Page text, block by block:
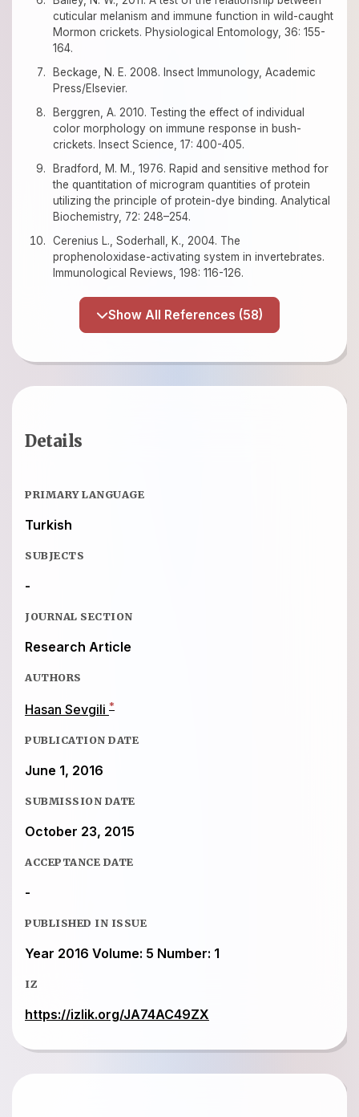
cuticular melanism and immune function in wild-caught
Mormon crickets. Physiological Entomology, 36: 155-
164.
Beckage, N. E. 2008. Insect Immunology, Academic
Press/Elsevier.
Berggren, A. 2010. Testing the effect of individual
color morphology on immune response in bush-
crickets. Insect Science, 17: 400-405.
Bradford, M. M., 1976. Rapid and sensitive method for
the quantitation of microgram quantities of protein
utilizing the principle of protein-dye binding. Analytical
Biochemistry, 72: 248–254.
Cerenius L., Soderhall, K., 2004. The
prophenoloxidase-activating system in invertebrates.
Immunological Reviews, 198: 116-126.
Show All References (58)
Details
PRIMARY LANGUAGE
Turkish
SUBJECTS
-
JOURNAL SECTION
Research Article
AUTHORS
Hasan Sevgili *
PUBLICATION DATE
June 1, 2016
SUBMISSION DATE
October 23, 2015
ACCEPTANCE DATE
-
PUBLISHED IN ISSUE
Year 2016 Volume: 5 Number: 1
IZ
https://izlik.org/JA74AC49ZX